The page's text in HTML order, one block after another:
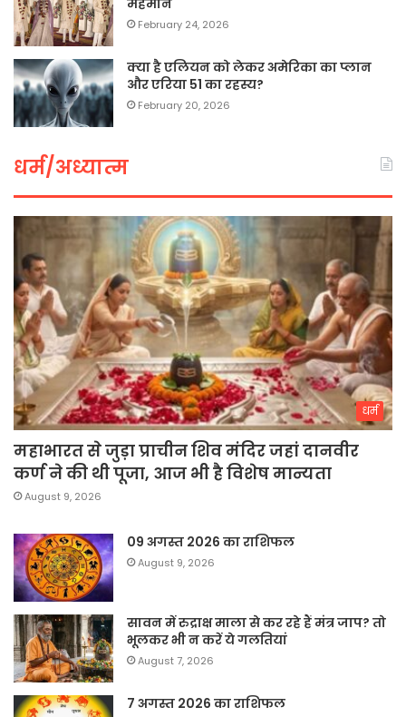
मेहमान
February 24, 2026
क्या है एलियन को लेकर अमेरिका का प्लान
और एरिया 51 का रहस्य?
February 20, 2026
धर्म/अध्यात्म
धर्म
महाभारत से जुड़ा प्राचीन शिव मंदिर जहां दानवीर
कर्ण ने की थी पूजा, आज भी है विशेष मान्यता
August 9, 2026
09 अगस्त 2026 का राशिफल
August 9, 2026
सावन में रुद्राक्ष माला से कर रहे हैं मंत्र जाप? तो
भूलकर भी न करें ये गलतियां
August 7, 2026
7 अगस्त 2026 का राशिफल